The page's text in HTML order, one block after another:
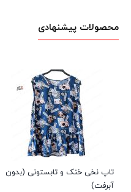
محصولات پیشنهادی
تاپ نخی خنک و تابستونی (بدون
آبرفت)